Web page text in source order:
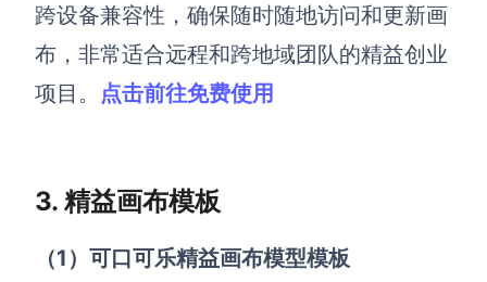
跨设备兼容性，确保随时随地访问和更新画
布，非常适合远程和跨地域团队的精益创业
项目。 点击前往免费使用
3. 精益画布模板
（1）可口可乐精益画布模型模板